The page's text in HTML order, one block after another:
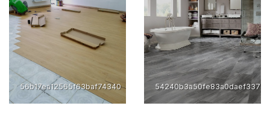
56b17ea12565f63baf74340 54240b3a50fe83a0daef337